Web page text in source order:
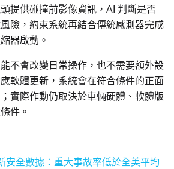
提供碰撞前影像資訊，AI 判斷是否
險，約束系統再結合傳統感測器完成
器啟動。
不會改變日常操作，也不需要額外設
軟體更新，系統會在符合條件的正面
實際作動仍取決於車輛硬體、軟體版
件。
安全數據：重大事故率低於全美平均